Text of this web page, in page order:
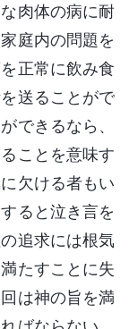
肉体の病に耐
庭内の問題を
正常に飲み食
送ることがで
できるなら、
ことを意味す
欠ける者もい
ると泣き言を
追求には根気
たすことに失
は神の旨を満